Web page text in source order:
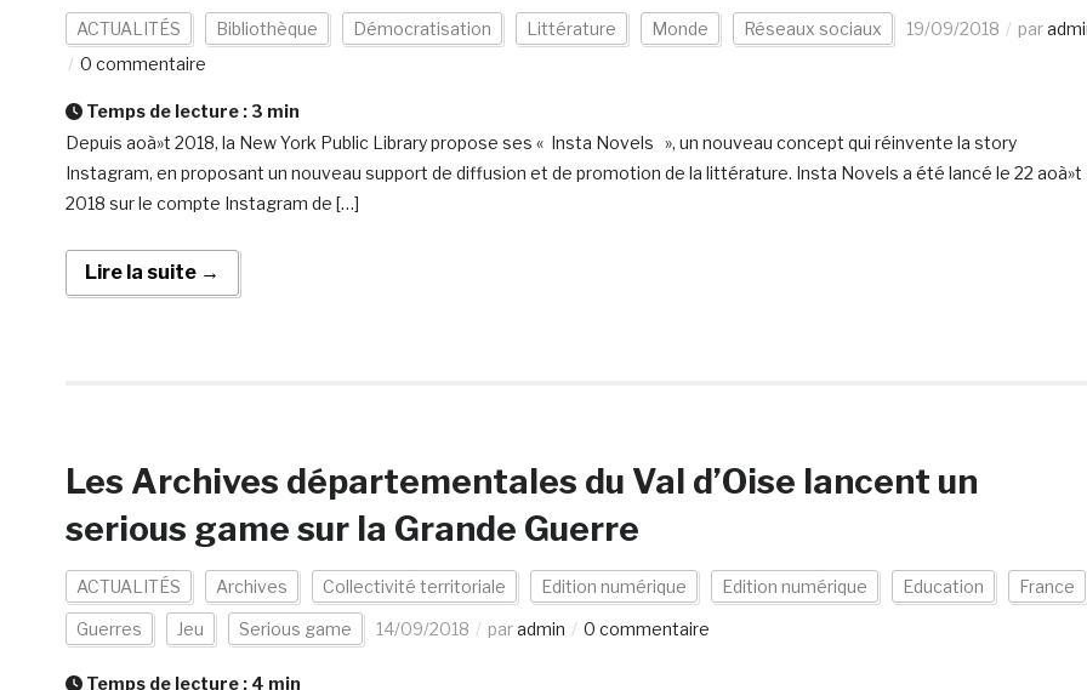
ACTUALITÉS Bibliothèque Démocratisation Littérature Monde Réseaux sociaux 19/09/2018 par
0 commentaire
Temps de lecture : 3 min
Depuis aoà»t 2018, la New York Public Library propose ses « Insta Novels », un nouveau concept qui réinvente la story
Instagram, en proposant un nouveau support de diffusion et de promotion de la littérature. Insta Novels a été lancé le 22 aoà»t
2018 sur le compte Instagram de […]
Lire la suite →
Les Archives départementales du Val d’Oise lancent un
serious game sur la Grande Guerre
ACTUALITÉS Archives Collectivité territoriale Edition numérique Edition numérique Education France
Guerres Jeu Serious game 14/09/2018 paradmin 0 commentaire
Temps de lecture : 4 min